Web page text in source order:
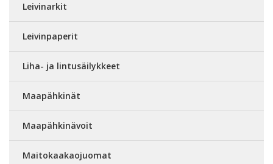
Leivinarkit
Leivinpaperit
Liha- ja lintusäilykkeet
Maapähkinät
Maapähkinävoit
Maitokaakaojuomat